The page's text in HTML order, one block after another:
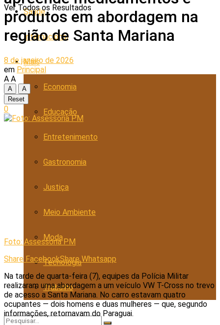
Saúde
Internacional
Mais
Economia
Educação
Entretenimento
Gastronomia
Justiça
Meio Ambiente
Moda
Tecnologia
Trabalho
Ver Todos os Resultados
produtos em abordagem na
região de Santa Mariana
8 de janeiro de 2026
em Principal
A A
A
A
Reset
0
Foto: Assessoria PM
Share FacebookShare Whatsapp
Na tarde de quarta-feira (7), equipes da Polícia Militar
realizaram uma abordagem a um veículo VW T-Cross no trevo
de acesso a Santa Mariana. No carro estavam quatro
ocupantes — dois homens e duas mulheres — que, segundo
informações, retornavam do Paraguai.